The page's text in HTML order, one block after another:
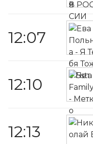
12:07
12:10
12:13